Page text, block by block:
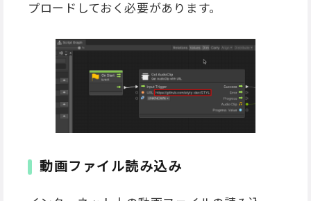
プロードしておく必要があります。
動画ファイル読み込み